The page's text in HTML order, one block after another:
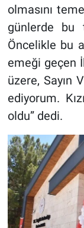
olmasını
günlerde bu
Öncelikle bu
emeği geçen
üzere, Sayın
ediyorum.
oldu” dedi.